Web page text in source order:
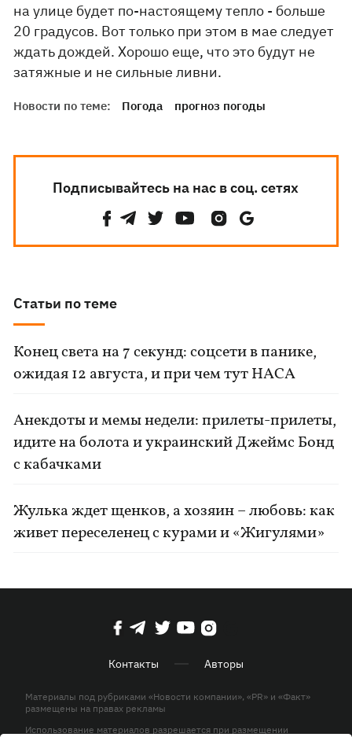
на улице будет по-настоящему тепло - больше
20 градусов. Вот только при этом в мае следует
ждать дождей. Хорошо еще, что это будут не
затяжные и не сильные ливни.
Новости по теме: Погода прогноз погоды
Подписывайтесь на нас в соц. сетях
Статьи по теме
Конец света на 7 секунд: соцсети в панике,
ожидая 12 августа, и при чем тут НАСА
Анекдоты и мемы недели: прилеты-прилеты,
идите на болота и украинский Джеймс Бонд
с кабачками
Жулька ждет щенков, а хозяин – любовь: как
живет переселенец с курами и «Жигулями»
Контакты Авторы
Материалы под рубриками «Новости компании», «PR» и «Факт»
размещены на правах рекламы
Использование материалов разрешается при размещении